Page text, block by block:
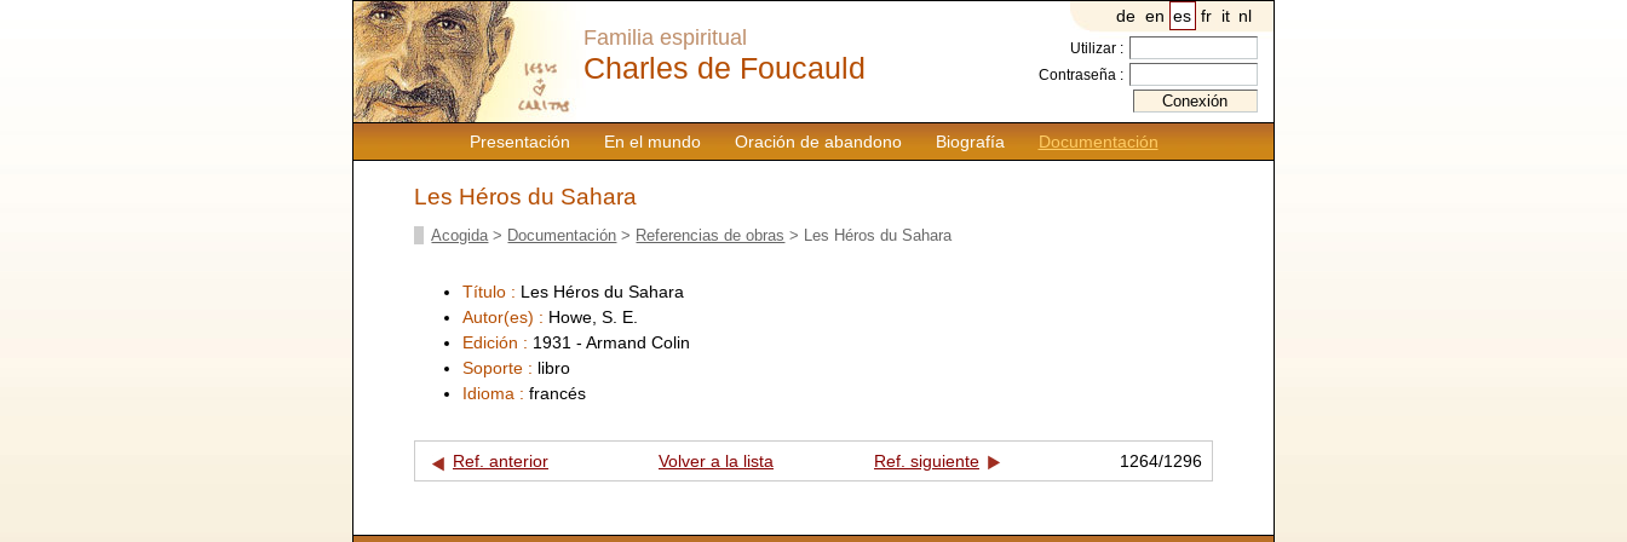
Presentación En el mundo Oración de abandono Biografía Documentación
Familia espiritual
Charles de Foucauld
de en es fr it nl
Utilizar :
Contraseña :
Les Héros du Sahara
Acogida > Documentación > Referencias de obras > Les Héros du Sahara
Título : Les Héros du Sahara
Autor(es) : Howe, S. E.
Edición : 1931 - Armand Colin
Soporte : libro
Idioma : francés
Ref. anterior Volver a la lista Ref. siguiente 1264/1296